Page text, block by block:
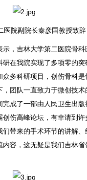
医院副院长秦彦国教授致辞
吉林大学第二医院骨科
在我院实现了多项零的
多科研项目，创伤骨科
团队一直致力于微创技
成了一部由人民卫生出
伤高峰论坛，有幸请到
带来的手术环节的讲解
容，这无疑是我们吉林